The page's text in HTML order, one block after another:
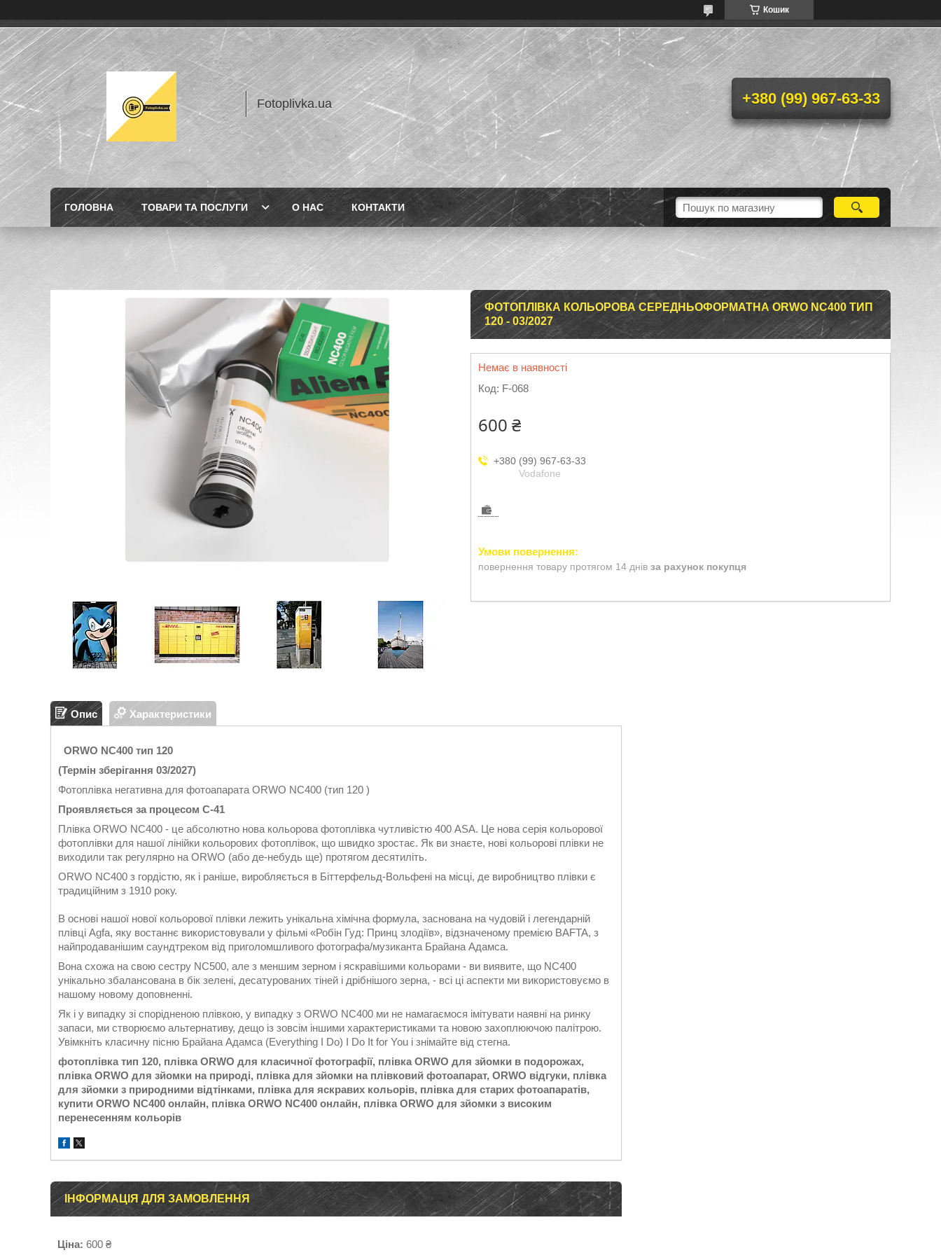
Кошик
Fotoplivka.ua +380 (99) 967-63-33
ГОЛОВНА ТОВАРИ ТА ПОСЛУГИ О НАС КОНТАКТИ
ФОТОПЛІВКА КОЛЬОРОВА СЕРЕДНЬОФОРМАТНА ORWO NC400 ТИП
120 - 03/2027
Немає в наявності
Код: F-068
600 ₴
+380 (99) 967-63-33
Vodafone
повернення товару протягом 14 днів за рахунок покупця
Опис Характеристики
ORWO NC400 тип 120
(Термін зберігання 03/2027)
Фотоплівка негативна для фотоапарата ORWO NC400 (тип 120 )
Проявляється за процесом C-41
Плівка ORWO NC400 - це абсолютно нова кольорова фотоплівка чутливістю 400 ASA. Це нова серія кольорової
фотоплівки для нашої лінійки кольорових фотоплівок, що швидко зростає. Як ви знаєте, нові кольорові плівки не
виходили так регулярно на ORWO (або де-небудь ще) протягом десятиліть.
ORWO NC400 з гордістю, як і раніше, виробляється в Біттерфельд-Вольфені на місці, де виробництво плівки є
традиційним з 1910 року.
В основі нашої нової кольорової плівки лежить унікальна хімічна формула, заснована на чудовій і легендарній
плівці Agfa, яку востаннє використовували у фільмі «Робін Гуд: Принц злодіїв», відзначеному премією BAFTA, з
найпродаванішим саундтреком від приголомшливого фотографа/музиканта Брайана Адамса.
Вона схожа на свою сестру NC500, але з меншим зерном і яскравішими кольорами - ви виявите, що NC400
унікально збалансована в бік зелені, десатурованих тіней і дрібнішого зерна, - всі ці аспекти ми використовуємо в
нашому новому доповненні.
Як і у випадку зі спорідненою плівкою, у випадку з ORWO NC400 ми не намагаємося імітувати наявні на ринку
запаси, ми створюємо альтернативу, дещо із зовсім іншими характеристиками та новою захоплюючою палітрою.
Увімкніть класичну пісню Брайана Адамса (Everything I Do) I Do It for You і знімайте від стегна.
фотоплівка тип 120, плівка ORWO для класичної фотографії, плівка ORWO для зйомки в подорожах,
плівка ORWO для зйомки на природі, плівка для зйомки на плівковий фотоапарат, ORWO відгуки, плівка
для зйомки з природними відтінками, плівка для яскравих кольорів, плівка для старих фотоапаратів,
купити ORWO NC400 онлайн, плівка ORWO NC400 онлайн, плівка ORWO для зйомки з високим
перенесенням кольорів
ІНФОРМАЦІЯ ДЛЯ ЗАМОВЛЕННЯ
Ціна: 600 ₴